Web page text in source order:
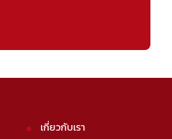
เกี่ยวกับเรา